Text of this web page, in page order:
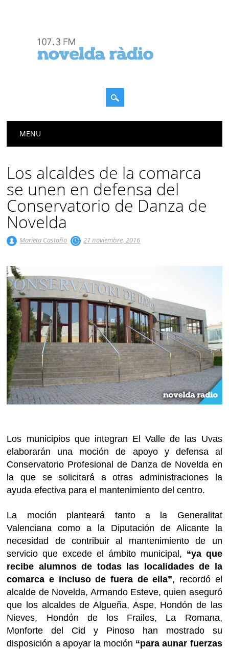
Menú principal
MENU
Los alcaldes de la comarca
se unen en defensa del
Conservatorio de Danza de
Novelda
Marieta Castaño 21 noviembre, 2016
Los municipios que integran El Valle de las Uvas
elaborarán una moción de apoyo y defensa al
Conservatorio Profesional de Danza de Novelda en
la que se solicitará a otras administraciones la
ayuda efectiva para el mantenimiento del centro.
La moción planteará tanto a la Generalitat
Valenciana como a la Diputación de Alicante la
necesidad de contribuir al mantenimiento de un
servicio que excede el ámbito municipal, “ya que
recibe alumnos de todas las localidades de la
comarca e incluso de fuera de ella”, recordó el
alcalde de Novelda, Armando Esteve, quien aseguró
que los alcaldes de Algueña, Aspe, Hondón de las
Nieves, Hondón de los Frailes, La Romana,
Monforte del Cid y Pinoso han mostrado su
disposición a apoyar la moción “para aunar fuerzas